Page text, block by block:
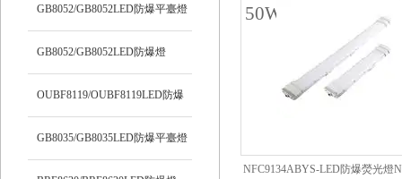
明燈
GB8052/GB8052LED防爆平臺燈
GB8052/GB8052LED防爆燈
OUBF8119/OUBF8119LED防爆
燈
GB8035/GB8035LED防爆平臺燈
NFC9134ABYS-LED防爆熒光燈